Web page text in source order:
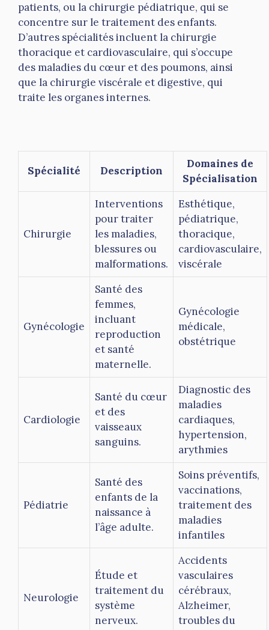
patients, ou la chirurgie pédiatrique, qui se
concentre sur le traitement des enfants.
D’autres spécialités incluent la chirurgie
thoracique et cardiovasculaire, qui s’occupe
des maladies du cœur et des poumons, ainsi
que la chirurgie viscérale et digestive, qui
traite les organes internes.
Spécialité Description
Domaines de
Spécialisation
Chirurgie
Interventions
pour traiter
les maladies,
blessures ou
malformations.
Esthétique,
pédiatrique,
thoracique,
cardiovasculaire,
viscérale
Gynécologie
Santé des
femmes,
incluant
reproduction
et santé
maternelle.
Gynécologie
médicale,
obstétrique
Cardiologie
Santé du cœur
et des
vaisseaux
sanguins.
Diagnostic des
maladies
cardiaques,
hypertension,
arythmies
Pédiatrie
Santé des
enfants de la
naissance à
l’âge adulte.
Soins préventifs,
vaccinations,
traitement des
maladies
infantiles
Neurologie
Étude et
traitement du
système
nerveux.
Accidents
vasculaires
cérébraux,
Alzheimer,
troubles du